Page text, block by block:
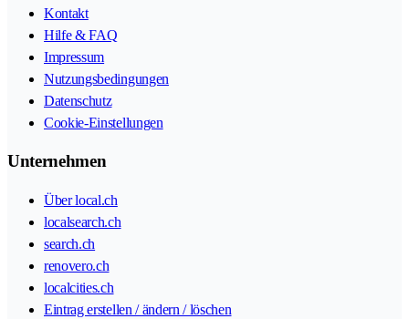
Kontakt
Hilfe & FAQ
Impressum
Nutzungsbedingungen
Datenschutz
Cookie-Einstellungen
Unternehmen
Über local.ch
localsearch.ch
search.ch
renovero.ch
localcities.ch
Eintrag erstellen / ändern / löschen